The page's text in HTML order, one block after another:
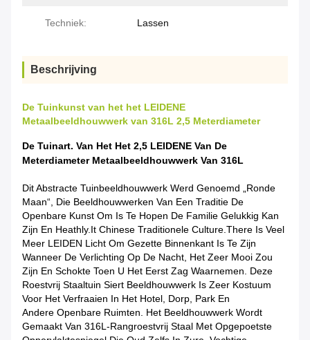
Techniek: Lassen
Beschrijving
De Tuinkunst van het het LEIDENE
Metaalbeeldhouwwerk van 316L 2,5 Meterdiameter
De Tuinart. Van Het Het 2,5 LEIDENE Van De
Meterdiameter Metaalbeeldhouwwerk Van 316L
Dit Abstracte Tuinbeeldhouwwerk Werd Genoemd „Ronde
Maan“, Die Beeldhouwwerken Van Een Traditie De
Openbare Kunst Om Is Te Hopen De Familie Gelukkig Kan
Zijn En Heathly.It Chinese Traditionele Culture.there Is Veel
Meer LEIDEN Licht Om Gezette Binnenkant Is Te Zijn
Wanneer De Verlichting Op De Nacht, Het Zeer Mooi Zou
Zijn En Schokte Toen U Het Eerst Zag Waarnemen. Deze
Roestvrij Staaltuin Siert Beeldhouwwerk Is Zeer Kostuum
Voor Het Verfraaien In Het Hotel, Dorp, Park En
Andere Openbare Ruimten. Het Beeldhouwwerk Wordt
Gemaakt Van 316L-Rangroestvrij Staal Met Opgepoetste